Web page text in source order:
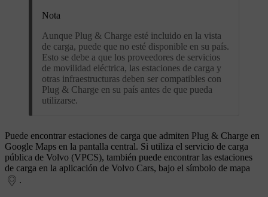
Nota
Aunque Plug & Charge esté incluido en la vista
de carga, puede que no esté disponible en su país.
Esto se debe a que los proveedores de servicios
de movilidad eléctrica, las estaciones de carga y
otras infraestructuras deben ser compatibles con
Plug & Charge en su país antes de que pueda
utilizarse.
Puede encontrar estaciones de carga que admiten Plug & Charge en
Google Maps en la pantalla central. Si utiliza el servicio de carga
pública de Volvo (VPCS), también puede encontrar las estaciones
de carga en la aplicación de Volvo Cars, bajo el símbolo de mapa
.